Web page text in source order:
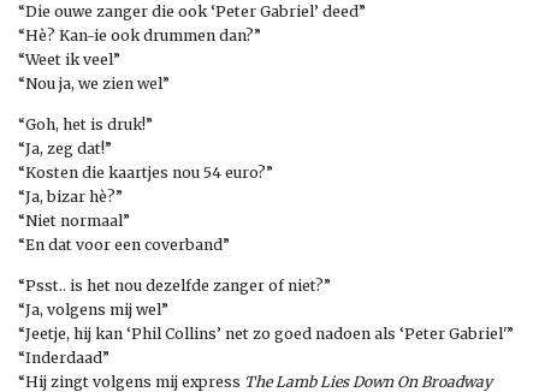
“Die ouwe zanger die ook ‘Peter Gabriel’ deed”
“Hè? Kan-ie ook drummen dan?”
“Weet ik veel”
“Nou ja, we zien wel”
“Goh, het is druk!”
“Ja, zeg dat!”
“Kosten die kaartjes nou 54 euro?”
“Ja, bizar hè?”
“Niet normaal”
“En dat voor een coverband”
“Psst.. is het nou dezelfde zanger of niet?”
“Ja, volgens mij wel”
“Jeetje, hij kan ‘Phil Collins’ net zo goed nadoen als ‘Peter Gabriel'”
“Inderdaad”
“Hij zingt volgens mij express The Lamb Lies Down On Broadway